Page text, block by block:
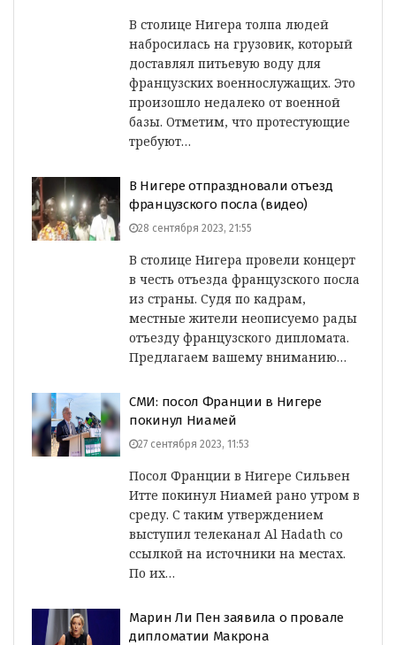
В столице Нигера толпа людей
набросилась на грузовик, который
доставлял питьевую воду для
французских военнослужащих. Это
произошло недалеко от военной
базы. Отметим, что протестующие
требуют…
В Нигере отпраздновали отъезд
французского посла (видео)
28 сентября 2023, 21:55
В столице Нигера провели концерт
в честь отъезда французского посла
из страны. Судя по кадрам,
местные жители неописуемо рады
отъезду французского дипломата.
Предлагаем вашему вниманию…
СМИ: посол Франции в Нигере
покинул Ниамей
27 сентября 2023, 11:53
Посол Франции в Нигере Сильвен
Итте покинул Ниамей рано утром в
среду. С таким утверждением
выступил телеканал Al Hadath со
ссылкой на источники на местах.
По их…
Марин Ли Пен заявила о провале
дипломатии Макрона